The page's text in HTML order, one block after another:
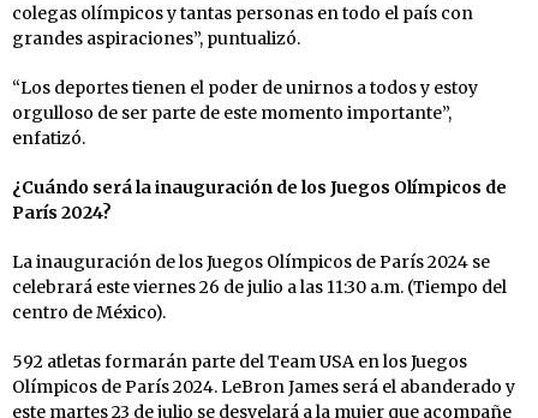
colegas olímpicos y tantas personas en todo el país con
grandes aspiraciones”, puntualizó.
“Los deportes tienen el poder de unirnos a todos y estoy
orgulloso de ser parte de este momento importante”,
enfatizó.
¿Cuándo será la inauguración de los Juegos Olímpicos de
París 2024?
La inauguración de los Juegos Olímpicos de París 2024 se
celebrará este viernes 26 de julio a las 11:30 a.m. (Tiempo del
centro de México).
592 atletas formarán parte del Team USA en los Juegos
Olímpicos de París 2024. LeBron James será el abanderado y
este martes 23 de julio se desvelará a la mujer que acompañe